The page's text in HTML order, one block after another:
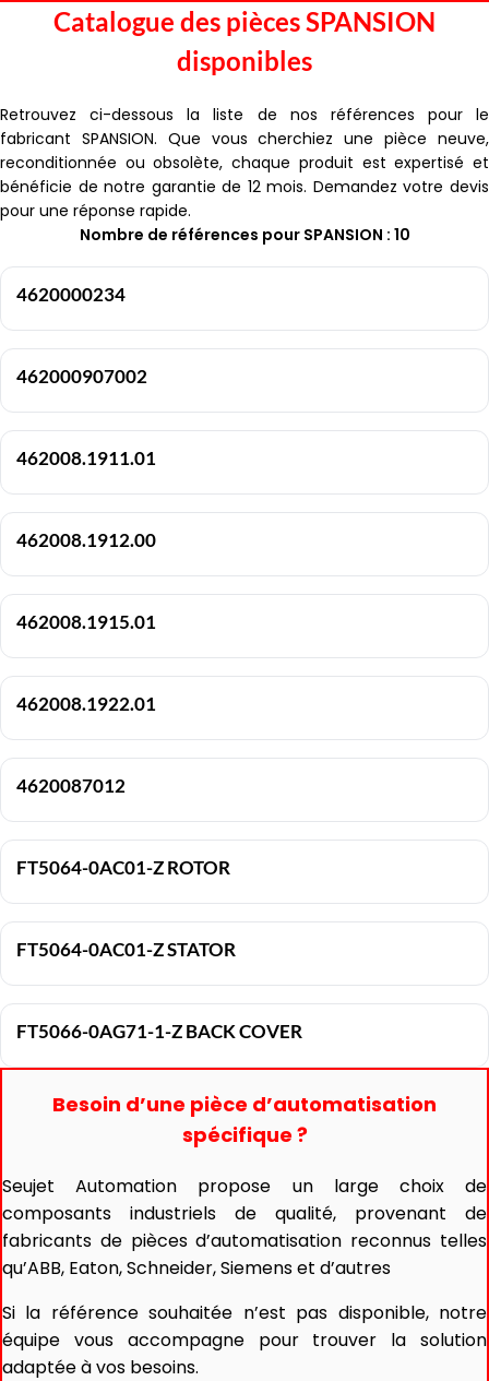
Catalogue des pièces SPANSION
disponibles
Retrouvez ci-dessous la liste de nos références pour le
fabricant SPANSION. Que vous cherchiez une pièce neuve,
reconditionnée ou obsolète, chaque produit est expertisé et
bénéficie de notre garantie de 12 mois. Demandez votre devis
pour une réponse rapide.
Nombre de références pour SPANSION : 10
4620000234
462000907002
462008.1911.01
462008.1912.00
462008.1915.01
462008.1922.01
4620087012
FT5064-0AC01-Z ROTOR
FT5064-0AC01-Z STATOR
FT5066-0AG71-1-Z BACK COVER
Besoin d’une pièce d’automatisation
spécifique ?
Seujet Automation propose un large choix de
composants industriels de qualité, provenant de
fabricants de pièces d’automatisation reconnus telles
qu’ABB, Eaton, Schneider, Siemens et d’autres
Si la référence souhaitée n’est pas disponible, notre
équipe vous accompagne pour trouver la solution
adaptée à vos besoins.